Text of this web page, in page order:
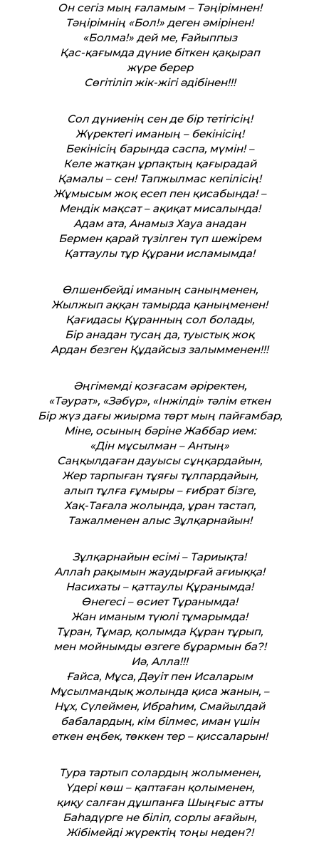
Он сегіз мың ғаламым – Тәңірімнен!
Тәңірімнің «Бол!» деген әмірінен!
«Болма!» дей ме, Ғайыппыз
Қас-қағымда дүние біткен қақырап
жүре берер
Сөгітіліп жік-жігі әдібінен!!!
Сол дүниенің сен де бір тетігісің!
Жүректегі иманың – бекінісің!
Бекінісің барында саспа, мүмін! –
Келе жатқан ұрпақтың қағырадай
Қамалы – сен! Тапжылмас кепілісің!
Жұмысым жоқ есеп пен қисабында! –
Мендік мақсат – ақиқат мисалында!
Адам ата, Анамыз Хауа анадан
Бермен қарай түзілген түп шежірем
Қаттаулы тұр Құрани исламымда!
Өлшенбейді иманың саныңменен,
Жылжып аққан тамырда қаныңменен!
Қағидасы Құранның сол болады,
Бір анадан тусаң да, туыстық жоқ
Ардан безген Құдайсыз залымменен!!!
Әңгімемді қозғасам әріректен,
«Тәурат», «Зәбүр», «Інжілді» тәлім еткен
Бір жүз дағы жиырма төрт мың пайғамбар,
Міне, осының бәріне Жаббар ием:
«Дін мұсылман – Антың»
Саңқылдаған дауысы сұңқардайын,
Жер тарпыған тұяғы тұлпардайын,
алып тұлға ғұмыры – ғибрат бізге,
Хақ-Тағала жолында, ұран тастап,
Тажалменен алыс Зұлқарнайын!
Зұлқарнайын есімі – Тариықта!
Аллаһ рақымын жаудырғай ағиыққа!
Насихаты – қаттаулы Құранымда!
Өнегесі – өсиет Тұранымда!
Жан иманым түюлі тұмарымда!
Тұран, Тұмар, қолымда Құран тұрып,
мен мойнымды өзгеге бұрармын ба?!
Иә, Алла!!!
Ғайса, Мұса, Дәуіт пен Исаларым
Мұсылмандық жолында қиса жанын, –
Нұх, Сүлеймен, Ибраһим, Смайылдай
бабалардың, кім білмес, иман үшін
еткен еңбек, төккен тер – қиссаларын!
Тура тартып солардың жолыменен,
Үдері көш – қаптаған қолыменен,
қиқу салған дұшпанға Шыңғыс атты
Баһадүрге не біліп, сорлы ағайын,
Жібімейді жүректің тоңы неден?!